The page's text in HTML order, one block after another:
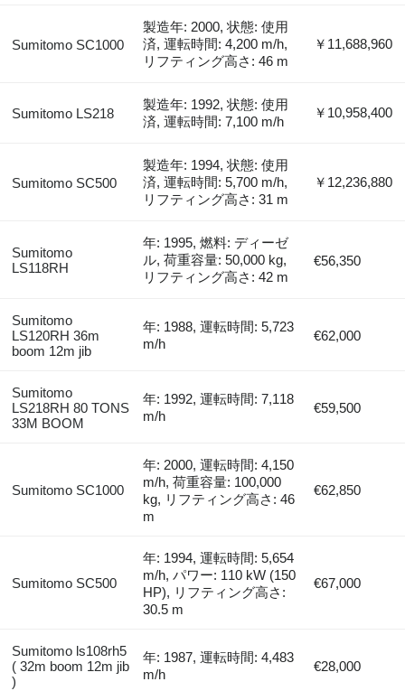
Sumitomo SC1000
製造年: 2000, 状態: 使用
済, 運転時間: 4,200 m/h,
リフティング高さ: 46 m
￥11,688,960
Sumitomo LS218
製造年: 1992, 状態: 使用
済, 運転時間: 7,100 m/h
￥10,958,400
Sumitomo SC500
製造年: 1994, 状態: 使用
済, 運転時間: 5,700 m/h,
リフティング高さ: 31 m
￥12,236,880
Sumitomo
LS118RH
年: 1995, 燃料: ディーゼ
ル, 荷重容量: 50,000 kg,
リフティング高さ: 42 m
€56,350
Sumitomo
LS120RH 36m
boom 12m jib
年: 1988, 運転時間: 5,723
m/h
€62,000
Sumitomo
LS218RH 80 TONS
33M BOOM
年: 1992, 運転時間: 7,118
m/h
€59,500
Sumitomo SC1000
年: 2000, 運転時間: 4,150
m/h, 荷重容量: 100,000
kg, リフティング高さ: 46
m
€62,850
Sumitomo SC500
年: 1994, 運転時間: 5,654
m/h, パワー: 110 kW (150
HP), リフティング高さ:
30.5 m
€67,000
Sumitomo ls108rh5
( 32m boom 12m jib
)
年: 1987, 運転時間: 4,483
m/h
€28,000